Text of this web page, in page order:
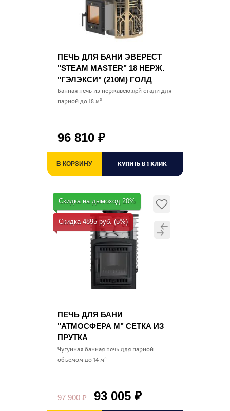
ПЕЧЬ ДЛЯ БАНИ ЭВЕРЕСТ
"STEAM MASTER" 18 НЕРЖ.
"ГЭЛЭКСИ" (210М) ГОЛД
Банная печь из нержавеющей стали для
парной до 18 м³
96 810 ₽
В КОРЗИНУ КУПИТЬ В 1 КЛИК
Скидка на дымоход 20%
Скидка 4895 руб. (5%)
ПЕЧЬ ДЛЯ БАНИ
"АТМОСФЕРА M" СЕТКА ИЗ
ПРУТКА
Чугунная банная печь для парной
объемом до 14 м³
97 900₽ 93 005 ₽